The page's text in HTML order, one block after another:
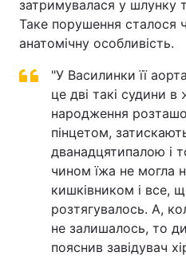
затримувалася у шлунку
Таке порушення сталося
анатомічну особливість.
"У Василинки її
це дві такі судини
народження
пінцетом,
дванадцятипалою і
чином їжа не могла
кишківником і все,
розтягувалось. А,
не залишалось, то
пояснив завідувач